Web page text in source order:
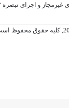
و اجرای تبصره ۲ ماده…